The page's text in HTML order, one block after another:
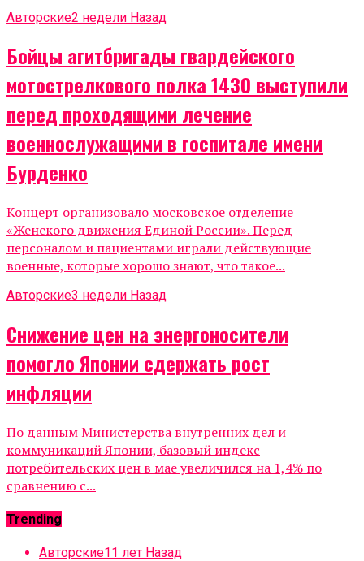
Авторские2 недели Назад
Бойцы агитбригады гвардейского
мотострелкового полка 1430 выступили
перед проходящими лечение
военнослужащими в госпитале имени
Бурденко
Концерт организовало московское отделение
«Женского движения Единой России». Перед
персоналом и пациентами играли действующие
военные, которые хорошо знают, что такое...
Авторские3 недели Назад
Снижение цен на энергоносители
помогло Японии сдержать рост
инфляции
По данным Министерства внутренних дел и
коммуникаций Японии, базовый индекс
потребительских цен в мае увеличился на 1,4% по
сравнению с...
Trending
Авторские11 лет Назад